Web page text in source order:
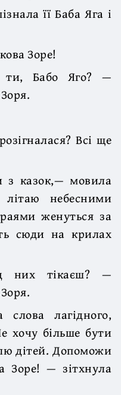
її Баба Яга і
Зоре!
Бабо Яго? —
Всі ще
з казок,— мовила
небесними
женуться за
сюди на крилах
тікаєш? —
лагідного,
хочу більше бути
дітей. Допоможи
Зоре! — зітхнула